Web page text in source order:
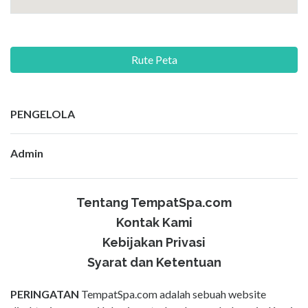
Rute Peta
PENGELOLA
Admin
Tentang TempatSpa.com
Kontak Kami
Kebijakan Privasi
Syarat dan Ketentuan
PERINGATAN TempatSpa.com adalah sebuah website